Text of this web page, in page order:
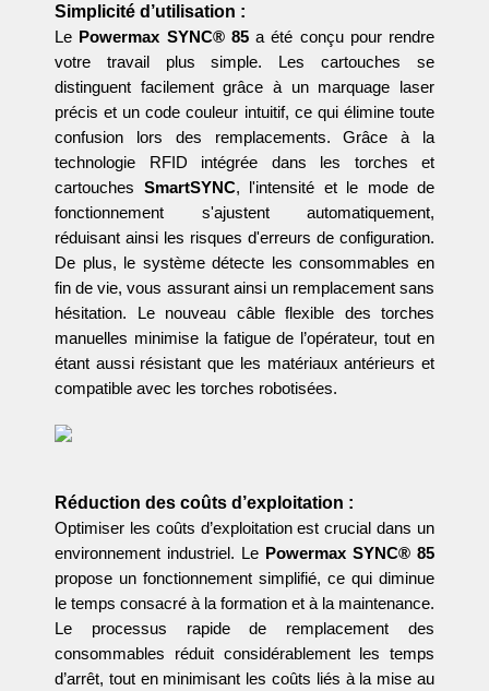
Simplicité d’utilisation :
Le Powermax SYNC® 85a été conçu pour rendre
votre travail plus simple. Les cartouches se
distinguent facilement grâce à un marquage laser
précis et un code couleur intuitif, ce qui élimine toute
confusion lors des remplacements. Grâce à la
technologie RFID intégrée dans les torches et
cartouches SmartSYNC, l'intensité et le mode de
fonctionnement s'ajustent automatiquement,
réduisant ainsi les risques d'erreurs de configuration.
De plus, le système détecte les consommables en
fin de vie, vous assurant ainsi un remplacement sans
hésitation. Le nouveau câble flexible des torches
manuelles minimise la fatigue de l’opérateur, tout en
étant aussi résistant que les matériaux antérieurs et
compatible avec les torches robotisées.
Réduction des coûts d’exploitation :
Optimiser les coûts d’exploitation est crucial dans un
environnement industriel. Le Powermax SYNC® 85
propose un fonctionnement simplifié, ce qui diminue
le temps consacré à la formation et à la maintenance.
Le processus rapide de remplacement des
consommables réduit considérablement les temps
d’arrêt, tout en minimisant les coûts liés à la mise au